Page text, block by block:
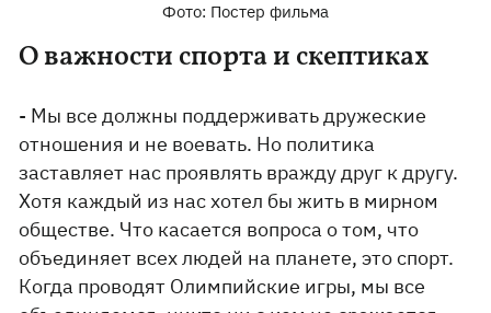
Фото: Постер фильма
О важности спорта и скептиках
- Мы все должны поддерживать дружеские
отношения и не воевать. Но политика
заставляет нас проявлять вражду друг к другу.
Хотя каждый из нас хотел бы жить в мирном
обществе. Что касается вопроса о том, что
объединяет всех людей на планете, это спорт.
Когда проводят Олимпийские игры, мы все